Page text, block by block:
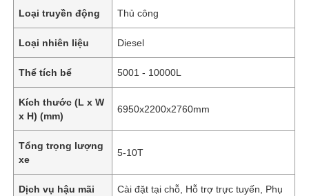
Loại truyền động Thủ công
Loại nhiên liệu Diesel
Thể tích bể 5001 - 10000L
Kích thước (L x W
x H) (mm)
6950x2200x2760mm
Tổng trọng lượng
xe
5-10T
Dịch vụ hậu mãi
Cài đặt tại chỗ, Hỗ trợ trực tuyến, Phụ